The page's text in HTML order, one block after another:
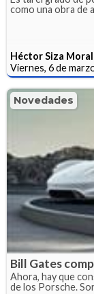
como una obra de
Héctor Siza
Viernes, 6 de
Novedades
Bill Gates
Ahora, hay que
de los Porsche.